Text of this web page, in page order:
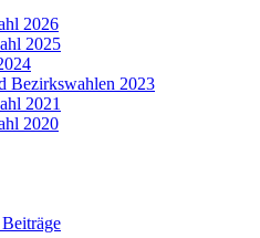
2026
2025
Bezirkswahlen 2023
2021
2020